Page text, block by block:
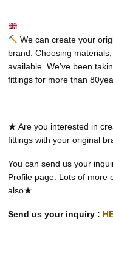
We can create your
brand. Choosing
available. We’ve been
fittings for more than
★ Are you interested in
fittings with your original
You can send us your
Profile page. Lots of more
also★
Send us your inquiry :